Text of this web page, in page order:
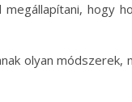
hogy
olyan módszerek,